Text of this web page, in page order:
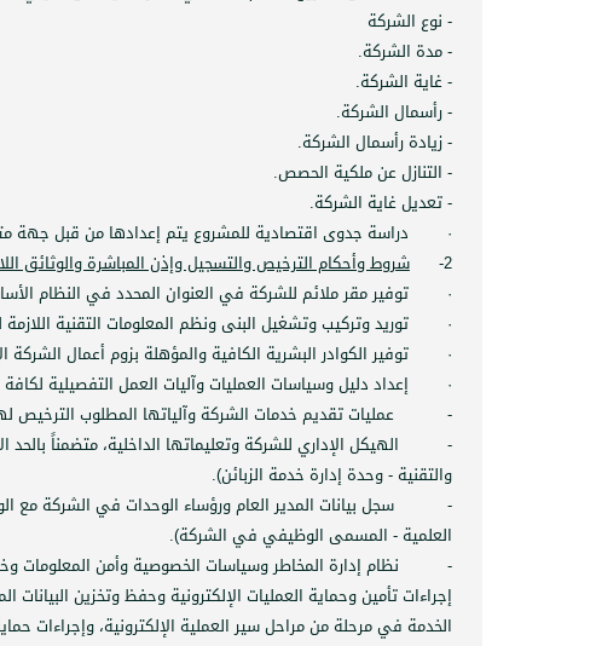
- نوع الشركة
- مدة الشركة.
- غاية الشركة.
- رأسمال الشركة.
- زيادة رأسمال الشركة.
- التنازل عن ملكية الحصص.
- تعديل غاية الشركة.
·
دراسة جدوى اقتصادية للمشروع يتم إعدادها من قبل جهة
2-
شروط وأحكام الترخيص والتسجيل وإذن المباشرة والوثائق
·
توفير مقر ملائم للشركة في العنوان المحدد في النظام
·
توريد وتركيب وتشغيل البنى ونظم المعلومات التقنية
·
توفير الكوادر البشرية الكافية والمؤهلة بزوم أعمال الشركة
·
إعداد دليل وسياسات العمليات وآليات العمل التفصيلية
-عمليات تقديم خدمات الشركة وآلياتها المطلوب الترخيص
- الهيكل الإداري للشركة وتعليماتها الداخلية، متضمناً
والتقنية - وحدة إدارة خدمة الزبائن).
-سجل بيانات المدير العام ورؤساء الوحدات في الشركة مع
العلمية - المسمى الوظيفي في الشركة).
- نظام إدارة المخاطر وسياسات الخصوصية وأمن المعلومات
إجراءات تأمين وحماية العمليات الإلكترونية وحفظ وتخزين
الخدمة في مرحلة من مراحل سير العملية الإلكترونية، وإجراءات